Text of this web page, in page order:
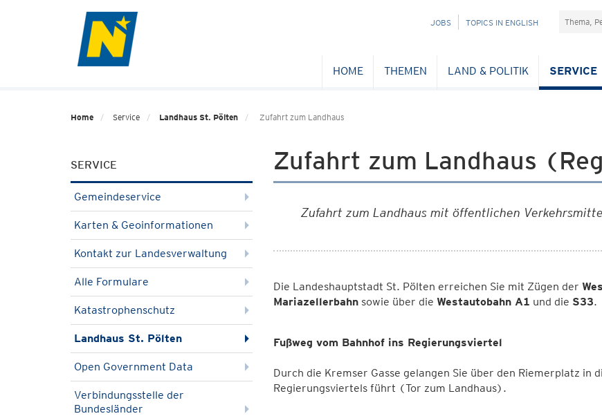
NAVIGATION
JOBS TOPICS IN ENGLISH
HOME THEMEN LAND & POLITIK SERVICE
Home Service Landhaus St. Pölten Zufahrt zum Landhaus
SERVICE
Gemeindeservice
Karten & Geoinformationen
Kontakt zur Landesverwaltung
Alle Formulare
Katastrophenschutz
Landhaus St. Pölten
Open Government Data
Verbindungsstelle der
Bundesländer
Zufahrt zum Landhaus
Zufahrt zum Landhaus mit öffentlichen
Die Landeshauptstadt St. Pölten erreichen Sie mit Zügen der
Mariazellerbahnsowie über die Westautobahn A1 und die S33.
Fußweg vom Bahnhof ins Regierungsviertel
Durch die Kremser Gasse gelangen Sie über den Riemerplatz in
Regierungsviertels führt (Tor zum Landhaus).